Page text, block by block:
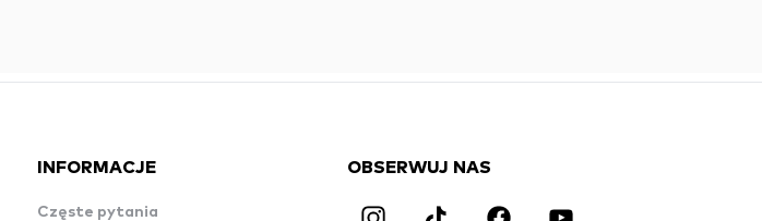
INFORMACJE
Częste pytania
OBSERWUJ NAS